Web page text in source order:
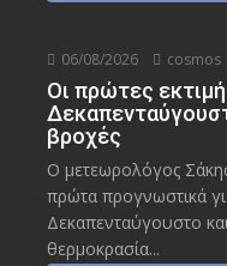
06/08/2026 cosmos
Οι πρώτες
βροχές
Ο μετεωρολόγος
πρώτα προγνωστικά
Δεκαπενταύγουστο
θερμοκρασία...